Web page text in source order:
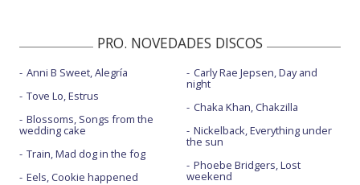
PRO. NOVEDADES DISCOS
Anni B Sweet, Alegría
Tove Lo, Estrus
Blossoms, Songs from the
wedding cake
Train, Mad dog in the fog
Eels, Cookie happened
Carly Rae Jepsen, Day and
night
Chaka Khan, Chakzilla
Nickelback, Everything under
the sun
Phoebe Bridgers, Lost
weekend